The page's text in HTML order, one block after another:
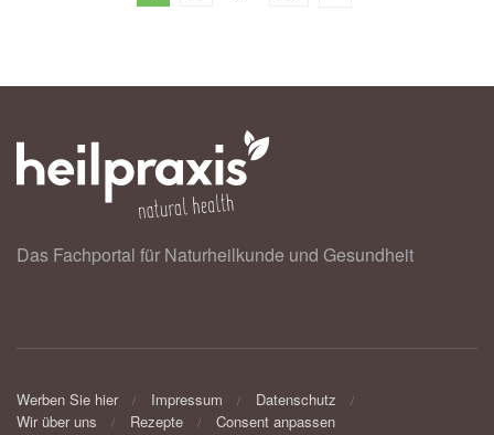
Das Fachportal für Naturheilkunde und Gesundheit
Werben Sie hier Impressum
Datenschutz
Wir über uns
Rezepte Consent anpassen